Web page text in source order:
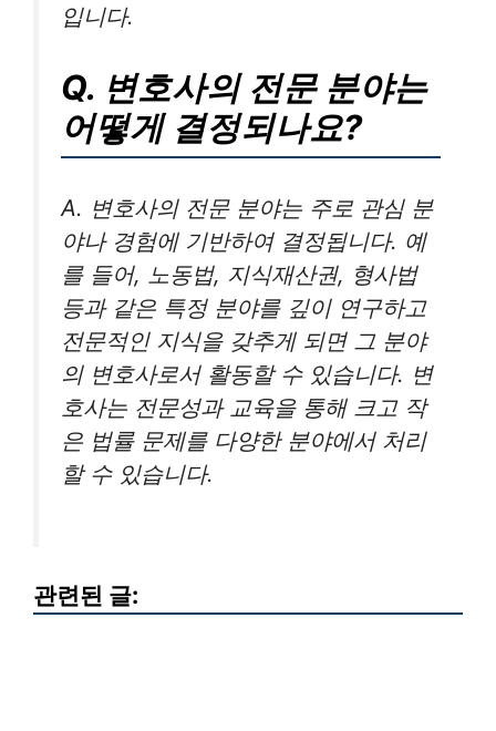
입니다.
Q. 변호사의 전문 분야는
어떻게 결정되나요?
A. 변호사의 전문 분야는 주로 관심 분
야나 경험에 기반하여 결정됩니다. 예
를 들어, 노동법, 지식재산권, 형사법
등과 같은 특정 분야를 깊이 연구하고
전문적인 지식을 갖추게 되면 그 분야
의 변호사로서 활동할 수 있습니다. 변
호사는 전문성과 교육을 통해 크고 작
은 법률 문제를 다양한 분야에서 처리
할 수 있습니다.
관련된 글: